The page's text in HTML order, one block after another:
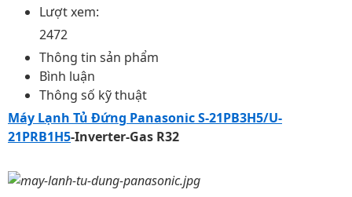
Lượt xem:
2472
Thông tin sản phẩm
Bình luận
Thông số kỹ thuật
Máy Lạnh Tủ Đứng Panasonic S-21PB3H5/U-
21PRB1H5-Inverter-Gas R32